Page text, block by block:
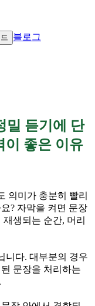
블로그
밀 듣기에 단
이 좋은 이유
의미가 충분히 빨리
? 자막을 켜면 문장
생되는 순간, 머리
니다. 대부분의 경우
문장을 처리하는